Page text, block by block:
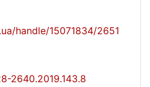
handle/15071834/2651
2640.2019.143.8